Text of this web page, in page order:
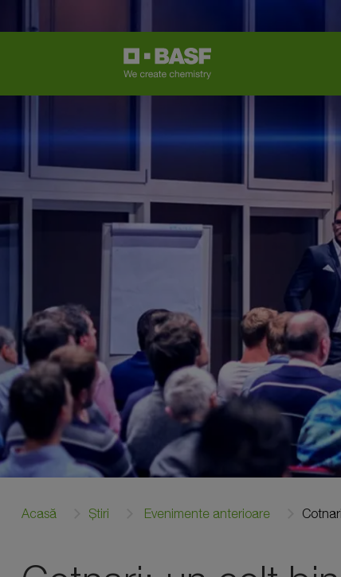
Acasă Știri Evenimente anterioare